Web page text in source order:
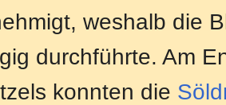
weshalb die
durchführte. Am
konnten die